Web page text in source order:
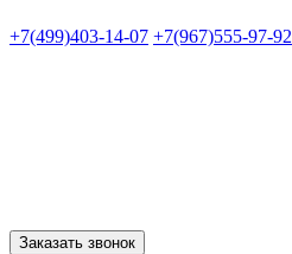
+7(499)403-14-07 +7(967)555-97-92
Заказать звонок